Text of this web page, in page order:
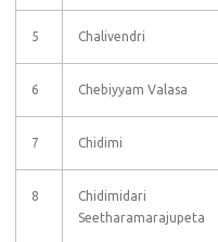
5 Chalivendri
6 Chebiyyam Valasa
7 Chidimi
8
Chidimidari
Seetharamarajupeta